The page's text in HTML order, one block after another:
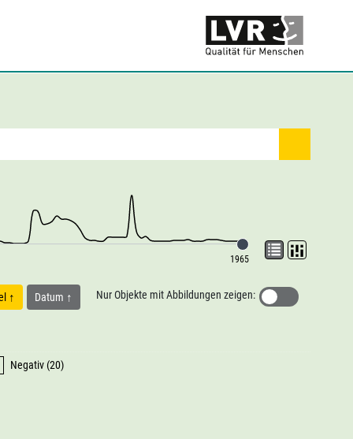
1965
Datum Nur Objekte mit Abbildungen zeigen:
Negativ (20)